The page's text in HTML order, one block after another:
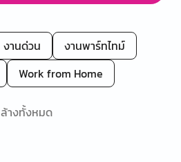
งานด่วน
งานพาร์ทไทม์
Work from Home
ล้างทั้งหมด